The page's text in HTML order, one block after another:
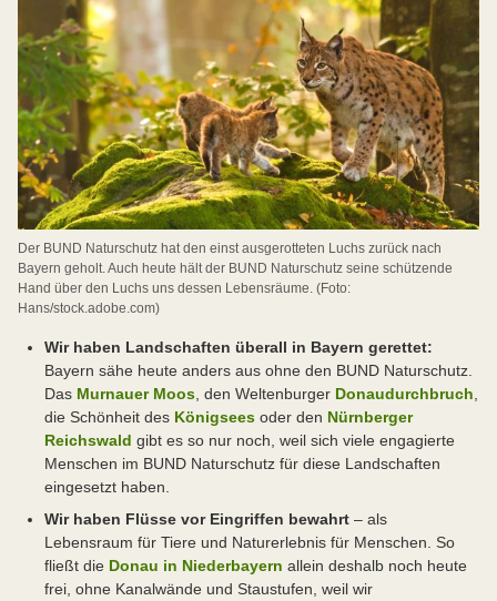
Der BUND Naturschutz hat den einst ausgerotteten Luchs zurück nach
Bayern geholt. Auch heute hält der BUND Naturschutz seine schützende
Hand über den Luchs uns dessen Lebensräume. (Foto:
Hans/stock.adobe.com)
Wir haben Landschaften überall in Bayern gerettet:
Bayern sähe heute anders aus ohne den BUND Naturschutz.
Das Murnauer Moos , den Weltenburger Donaudurchbruch
die Schönheit des Königsees oder den Nürnberger
Reichswald gibt es so nur noch, weil sich viele engagierte
Menschen im BUND Naturschutz für diese Landschaften
eingesetzt haben.
Wir haben Flüsse vor Eingriffen bewahrt – als
Lebensraum für Tiere und Naturerlebnis für Menschen. So
fließt die Donau in Niederbayern allein deshalb noch heute
frei, ohne Kanalwände und Staustufen, weil wir